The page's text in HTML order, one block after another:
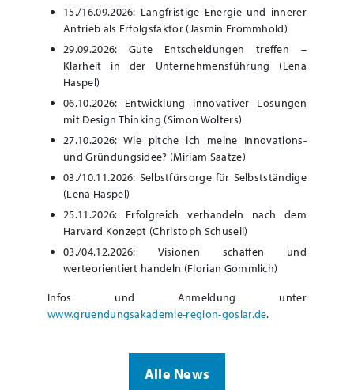
15./16.09.2026: Langfristige Energie und innerer
Antrieb als Erfolgsfaktor (Jasmin Frommhold)
29.09.2026: Gute Entscheidungen treffen –
Klarheit in der Unternehmensführung (Lena
Haspel)
06.10.2026: Entwicklung innovativer Lösungen
mit Design Thinking (Simon Wolters)
27.10.2026: Wie pitche ich meine Innovations-
und Gründungsidee? (Miriam Saatze)
03./10.11.2026: Selbstfürsorge für Selbstständige
(Lena Haspel)
25.11.2026: Erfolgreich verhandeln nach dem
Harvard Konzept (Christoph Schuseil)
03./04.12.2026: Visionen schaffen und
werteorientiert handeln (Florian Gommlich)
Infos und Anmeldung unter
www.gruendungsakademie-region-goslar.de.
Alle News